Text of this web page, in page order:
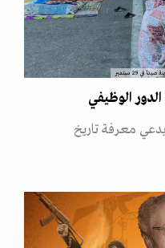
29 سبتمبر
الدور الوظيفي
معرفة تاريخ